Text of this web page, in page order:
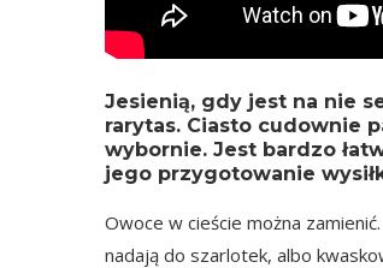
Jesienią, gdy jest na nie
rarytas. Ciasto cudownie
wybornie. Jest bardzo
jego przygotowanie
Owoce w cieście można
nadają do szarlotek, albo